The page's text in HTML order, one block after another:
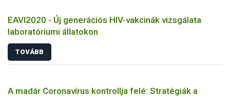
EAVI2020 - Új generációs HIV-vakcinák vizsgálata
laboratóriumi állatokon
TOVÁBB
A madár Coronavírus kontrollja felé: Stratégiák a